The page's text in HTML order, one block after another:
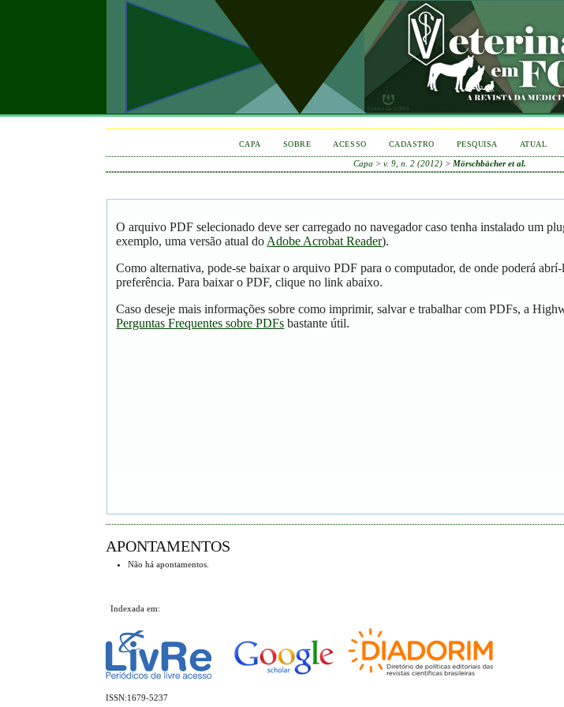
CAPA SOBRE ACESSO CADASTRO PESQUISA ATUAL
Capa >v. 9, n. 2 (2012) > Mörschbächer et al.
O arquivo PDF selecionado deve ser carregado no navegador caso tenha instalado um
exemplo, uma versão atual do Adobe Acrobat Reader).
Como alternativa, pode-se baixar o arquivo PDF para o computador, de onde poderá
preferência. Para baixar o PDF, clique no link abaixo.
Caso deseje mais informações sobre como imprimir, salvar e trabalhar com PDFs, a
Perguntas Frequentes sobre PDFs bastante útil.
APONTAMENTOS
Não há apontamentos.
Indexada em:
ISSN:1679-5237